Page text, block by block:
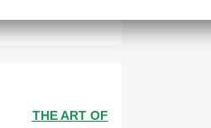
THE ART OF